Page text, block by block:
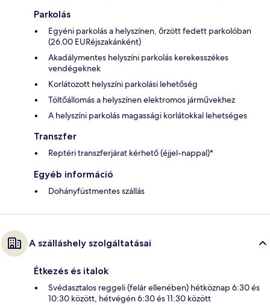
Parkolás
Egyéni parkolás a helyszínen, őrzött fedett parkolóban
(26.00 EURéjszakánként)
Akadálymentes helyszíni parkolás kerekesszékes
vendégeknek
Korlátozott helyszíni parkolási lehetőség
Töltőállomás a helyszínen elektromos járművekhez
A helyszíni parkolás magassági korlátokkal lehetséges
Transzfer
Reptéri transzferjárat kérhető (éjjel-nappal)*
Egyéb információ
Dohányfüstmentes szállás
A szálláshely szolgáltatásai
Étkezés és italok
Svédasztalos reggeli (felár ellenében) hétköznap 6:30 és
10:30 között, hétvégén 6:30 és 11:30 között